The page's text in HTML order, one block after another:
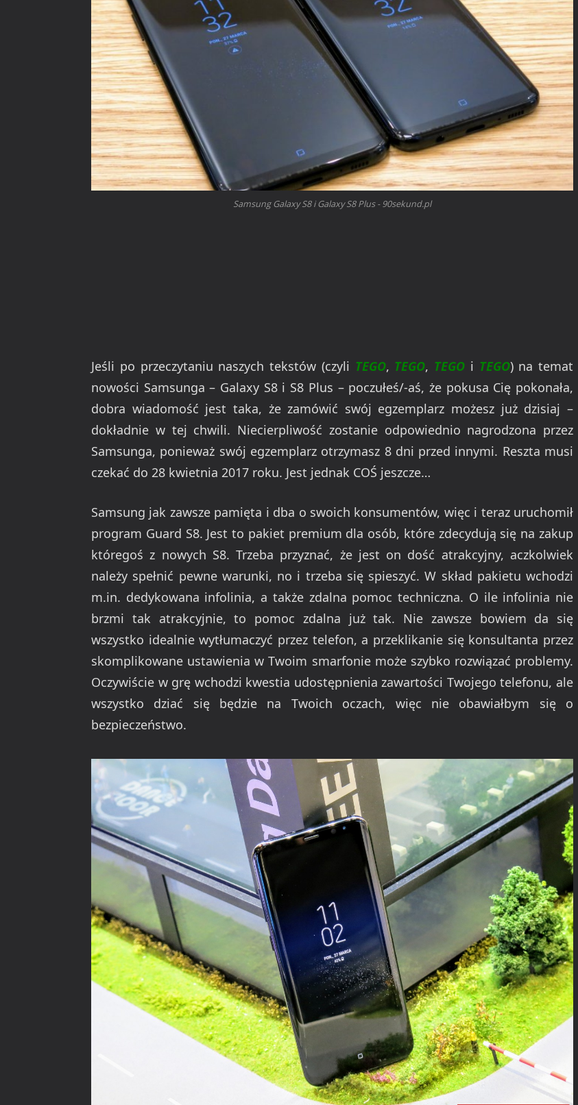
Samsung Galaxy S8 i Galaxy S8 Plus - 90sekund.pl
Jeśli po przeczytaniu naszych tekstów (czyli TEGO, TEGO, TEGO i TEGO) na temat
nowości Samsunga – Galaxy S8 i S8 Plus – poczułeś/-aś, że pokusa Cię pokonała,
dobra wiadomość jest taka, że zamówić swój egzemplarz możesz już dzisiaj –
dokładnie w tej chwili. Niecierpliwość zostanie odpowiednio nagrodzona przez
Samsunga, ponieważ swój egzemplarz otrzymasz 8 dni przed innymi. Reszta musi
czekać do 28 kwietnia 2017 roku. Jest jednak COŚ jeszcze…
Samsung jak zawsze pamięta i dba o swoich konsumentów, więc i teraz uruchomił
program Guard S8. Jest to pakiet premium dla osób, które zdecydują się na zakup
któregoś z nowych S8. Trzeba przyznać, że jest on dość atrakcyjny, aczkolwiek
należy spełnić pewne warunki, no i trzeba się spieszyć. W skład pakietu wchodzi
m.in. dedykowana infolinia, a także zdalna pomoc techniczna. O ile infolinia nie
brzmi tak atrakcyjnie, to pomoc zdalna już tak. Nie zawsze bowiem da się
wszystko idealnie wytłumaczyć przez telefon, a przeklikanie się konsultanta przez
skomplikowane ustawienia w Twoim smarfonie może szybko rozwiązać problemy.
Oczywiście w grę wchodzi kwestia udostępnienia zawartości Twojego telefonu, ale
wszystko dziać się będzie na Twoich oczach, więc nie obawiałbym się o
bezpieczeństwo.